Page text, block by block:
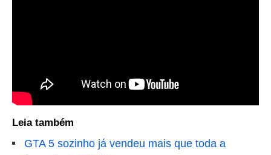
Leia também
GTA 5 sozinho já vendeu mais que toda a